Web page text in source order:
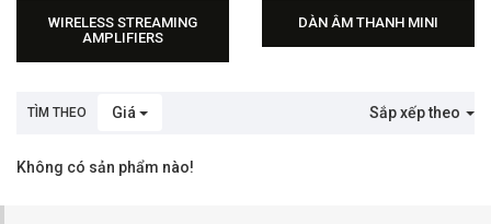
WIRELESS STREAMING
AMPLIFIERS
DÀN ÂM THANH MINI
TÌM THEO Giá Sắp xếp theo
Không có sản phẩm nào!